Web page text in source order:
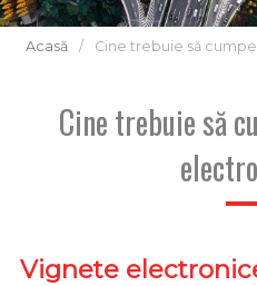
Acasă / Cine trebuie să
Cine trebuie să
Vignete